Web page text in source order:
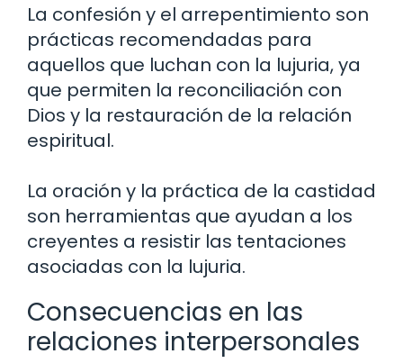
La confesión y el arrepentimiento son
prácticas recomendadas para
aquellos que luchan con la lujuria, ya
que permiten la reconciliación con
Dios y la restauración de la relación
espiritual.
La oración y la práctica de la castidad
son herramientas que ayudan a los
creyentes a resistir las tentaciones
asociadas con la lujuria.
Consecuencias en las
relaciones interpersonales